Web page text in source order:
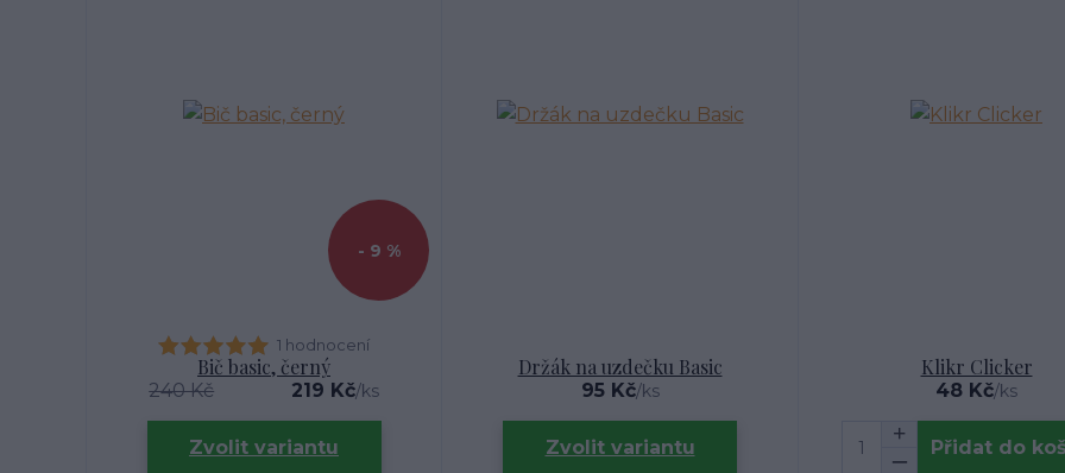
- 9 %
1 hodnocení
Bič basic, černý
240 Kč 219 Kč/ks
Zvolit variantu
Držák na uzdečku Basic
95 Kč/ks
Zvolit variantu
Klikr Clicker
48 Kč/ks
Přidat do